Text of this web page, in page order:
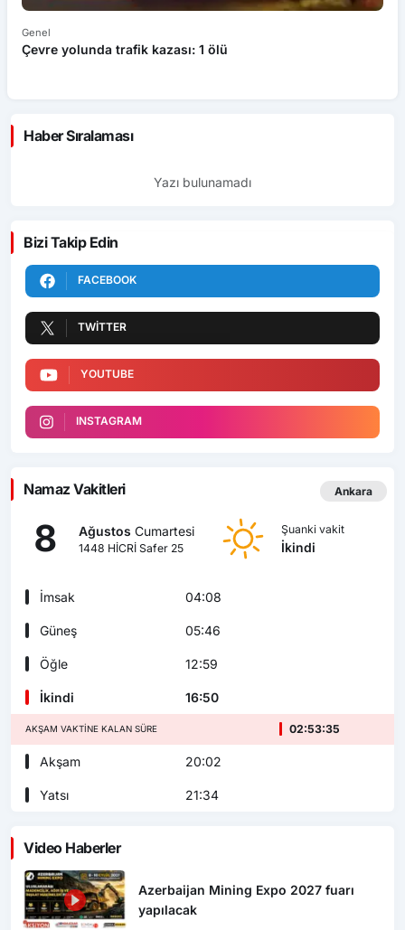
Genel
Çevre yolunda trafik kazası: 1 ölü
Haber Sıralaması
Yazı bulunamadı
Bizi Takip Edin
FACEBOOK
TWITTER
YOUTUBE
INSTAGRAM
Namaz Vakitleri Ankara
8 Ağustos Cumartesi
1448 HİCRİ Safer 25
Şuanki vakit
İkindi
İmsak 04:08
Güneş 05:46
Öğle 12:59
İkindi 16:50
AKŞAM VAKTINE KALAN SÜRE 02:53:34
Akşam 20:02
Yatsı 21:34
Video Haberler
Azerbaijan Mining Expo 2027 fuarı
yapılacak